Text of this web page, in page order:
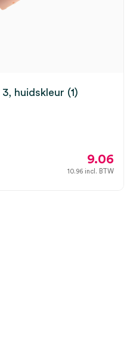
huidskleur (1)
9.06
10.96 incl. BTW